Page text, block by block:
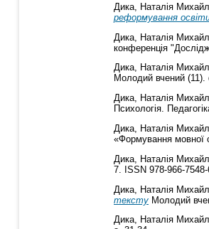
Дика, Наталія
реформування освіти
Дика, Наталія
конференція
Дика, Наталія
Молодий вчений
Дика, Наталія
Психологія.
Дика, Наталія
«Формування мовної
Дика, Наталія
7. ISSN 978-966-
Дика, Наталія
тексту Молодий
Дика, Наталія